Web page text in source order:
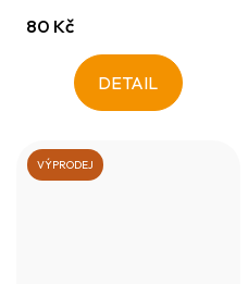
80 Kč
DETAIL
VÝPRODEJ